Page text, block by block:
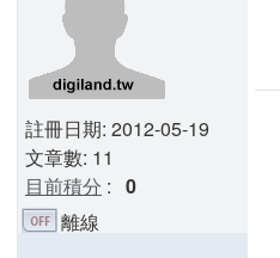
註冊日期: 2012-05-19
文章數: 11
目前積分 : 0
離線